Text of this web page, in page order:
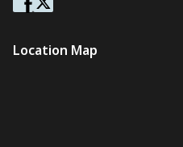
Location Map